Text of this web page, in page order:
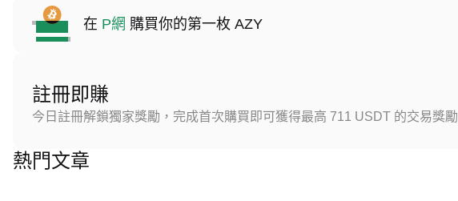
在 P網 購買你的第一枚 AZY
註冊即賺
今日註冊解鎖獨家獎勵，完成首次購買即可獲得最高 711 USDT 的交易獎勵
熱門文章